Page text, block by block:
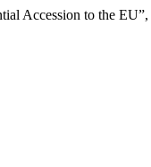
Accession to the EU”,